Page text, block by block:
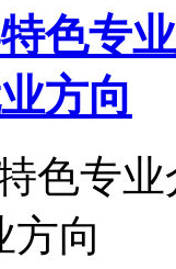
色专
方向
色专
业方